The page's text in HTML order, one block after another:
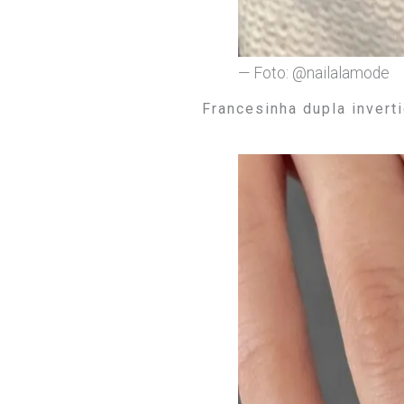
— Foto: @nailalamode
Francesinha dupla